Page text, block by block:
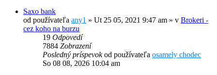
Saxo bank
od používateľa any1 » Ut 25 05, 2021 9:47 am » v Brokeri -
cez koho na burzu
19 Odpovedí
7884 Zobrazení
Posledný príspevokod používateľa osamely chodec
So 08 08, 2026 10:04 am